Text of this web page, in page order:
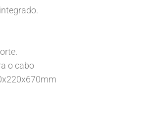
o cabo